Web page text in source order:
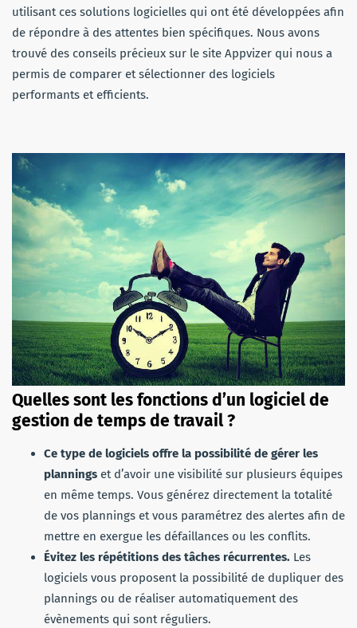
utilisant ces solutions logicielles qui ont été développées afin
de répondre à des attentes bien spécifiques. Nous avons
trouvé des conseils précieux sur le site Appvizer qui nous a
permis de comparer et sélectionner des logiciels
performants et efficients.
Quelles sont les fonctions d’un logiciel de
gestion de temps de travail ?
Ce type de logiciels offre la possibilité de gérer les
plannings et d’avoir une visibilité sur plusieurs équipes
en même temps. Vous générez directement la totalité
de vos plannings et vous paramétrez des alertes afin de
mettre en exergue les défaillances ou les conflits.
Évitez les répétitions des tâches récurrentes. Les
logiciels vous proposent la possibilité de dupliquer des
plannings ou de réaliser automatiquement des
évènements qui sont réguliers.